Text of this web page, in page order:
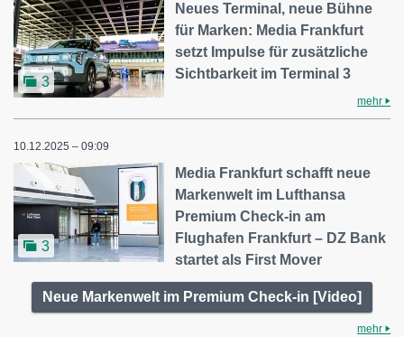
3
Neues Terminal, neue Bühne
für Marken: Media Frankfurt
setzt Impulse für zusätzliche
Sichtbarkeit im Terminal 3
mehr
10.12.2025 – 09:09
3
Media Frankfurt schafft neue
Markenwelt im Lufthansa
Premium Check-in am
Flughafen Frankfurt – DZ Bank
startet als First Mover
Neue Markenwelt im Premium Check-in [Video]
mehr